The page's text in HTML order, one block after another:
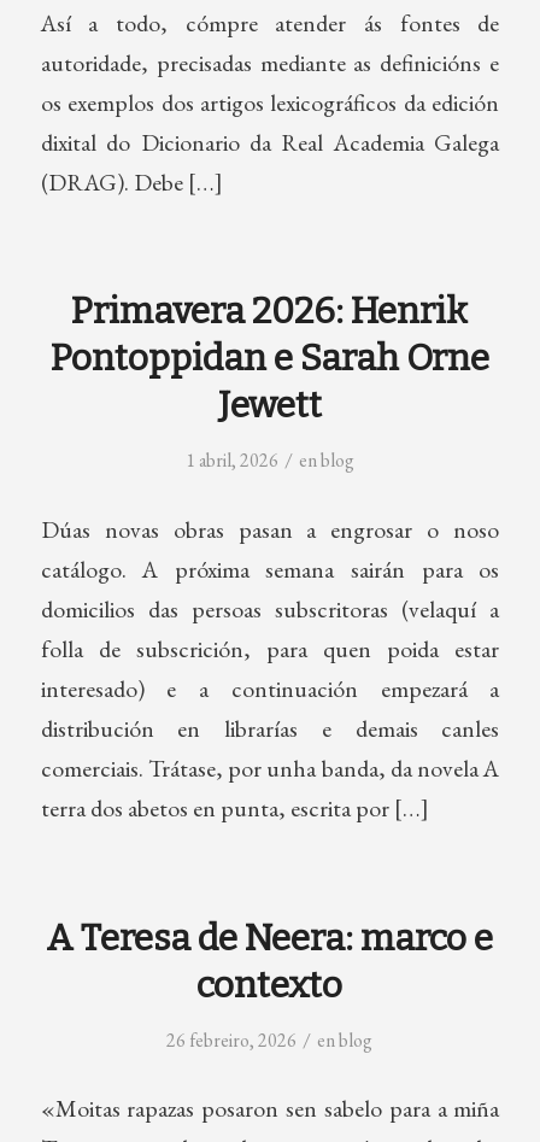
Así a todo, cómpre atender ás fontes de
autoridade, precisadas mediante as definicións e
os exemplos dos artigos lexicográficos da edición
dixital do Dicionario da Real Academia Galega
(DRAG). Debe […]
Primavera 2026: Henrik
Pontoppidan e Sarah Orne
Jewett
1 abril, 2026 / enblog
Dúas novas obras pasan a engrosar o noso
catálogo. A próxima semana sairán para os
domicilios das persoas subscritoras (velaquí a
folla de subscrición, para quen poida estar
interesado) e a continuación empezará a
distribución en librarías e demais canles
comerciais. Trátase, por unha banda, da novela A
terra dos abetos en punta, escrita por […]
A Teresa de Neera: marco e
contexto
26 febreiro, 2026 / enblog
«Moitas rapazas posaron sen sabelo para a miña